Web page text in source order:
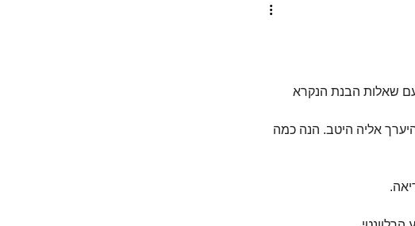
שאלות הבנת הנקרא
אליה היטב. הנה כמה